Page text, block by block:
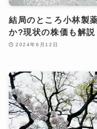
結局のところ小林製
か?現状の株価も解説
2024年6月12日